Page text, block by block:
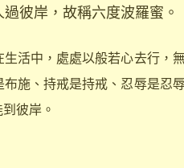
彼岸，故稱六度波羅蜜。
中，處處以般若心去行，
施、持戒是持戒、忍辱是忍
彼岸。